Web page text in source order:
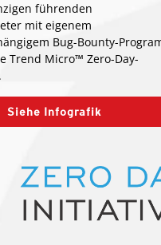
führenden
mit eigenem
Bug-Bounty-
Trend Micro™ Zero-Day-
Siehe Infografik